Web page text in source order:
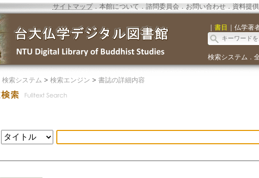
サイトマップ．本館について ． 諮問委員会． お問い合わせ． 資料提供
｜ 書目 ｜ 仏学著
検索システム ．
検索システム > 検索エンジン > 書誌の詳細内容